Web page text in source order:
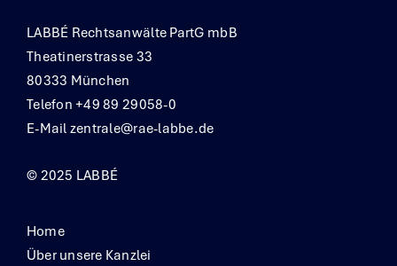
LABBÉ Rechtsanwälte PartG mbB
Theatinerstrasse 33
80333 München
Telefon +49 89 29058-0
E-Mail zentrale@rae-labbe.de
© 2025 LABBÉ
Home
Über unsere Kanzlei